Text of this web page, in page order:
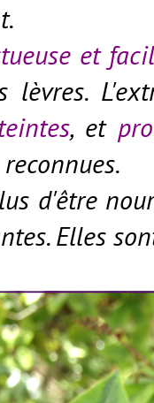
et
lèvres.
, et
reconnues.
d'être
Elles